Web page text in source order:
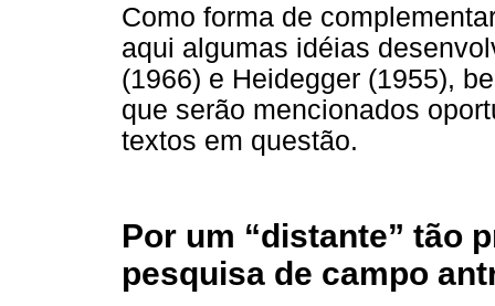
Como forma de
aqui algumas idéias
(1966) e Heidegger (1955),
que serão mencionados
textos em questão.
Por um “distante” tão
pesquisa de campo